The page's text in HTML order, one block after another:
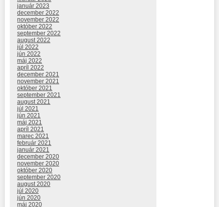
január 2023
december 2022
november 2022
október 2022
september 2022
august 2022
júl 2022
jún 2022
máj 2022
apríl 2022
december 2021
november 2021
október 2021
september 2021
august 2021
júl 2021
jún 2021
máj 2021
apríl 2021
marec 2021
február 2021
január 2021
december 2020
november 2020
október 2020
september 2020
august 2020
júl 2020
jún 2020
máj 2020